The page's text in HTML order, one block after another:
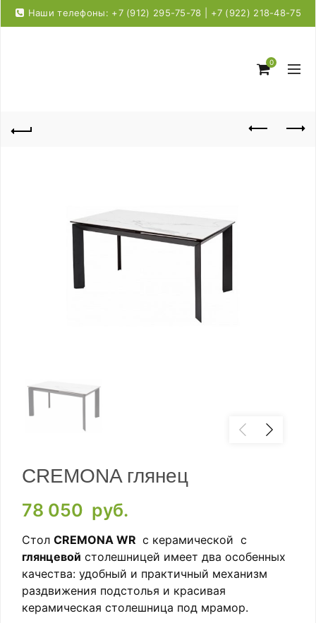
Наши телефоны: +7 (912) 295-75-78 | +7 (922) 218-48-75
0
CREMONA глянец
78 050 руб.
Стол CREMONA WR с керамической с
глянцевой столешницей имеет два особенных
качества: удобный и практичный механизм
раздвижения подстолья и красивая
керамическая столешница под мрамор.